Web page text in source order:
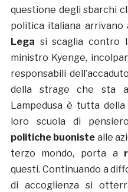
questione degli sbarchi
politica italiana
Lega si scaglia contro
ministro Kyenge,
responsabili
della strage che sta
Lampedusa è tutta
loro scuola di
politiche buoniste alle
terzo mondo, porta a
questi. Continuando a
di accoglienza si